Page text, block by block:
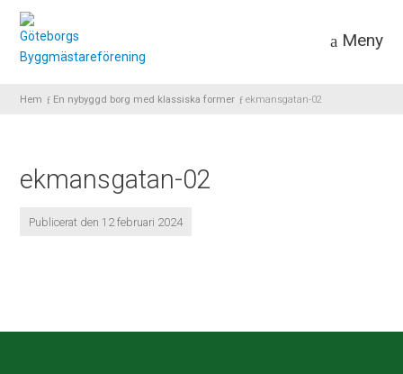
Meny
Hem En nybyggd borg med klassiska former ekmansgatan-02
ekmansgatan-02
Publicerat den 12 februari 2024